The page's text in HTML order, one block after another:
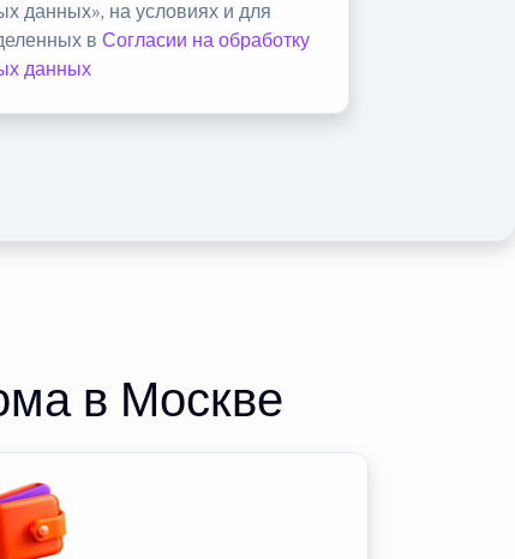
данных», на условиях и для
вСогласии на обработку
данных
в Москве